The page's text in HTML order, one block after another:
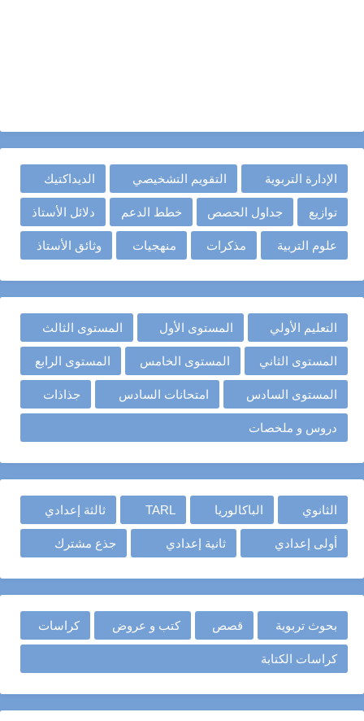
الإدارة التربوية التقويم التشخيصي الديداكتيك
توازيع جداول الحصص خطط الدعم دلائل الأستاذ
علوم التربية مذكرات منهجيات وثائق الأستاذ
التعليم الأولي المستوى الأول المستوى الثالث
المستوى الثاني المستوى الخامس المستوى الرابع
المستوى السادس امتحانات السادس جذاذات
دروس و ملخصات
الثانوي الباكالوريا TARL ثالثة إعدادي
أولى إعدادي ثانية إعدادي جذع مشترك
بحوث تربوية قصص كتب و عروض كراسات
كراسات الكتابة